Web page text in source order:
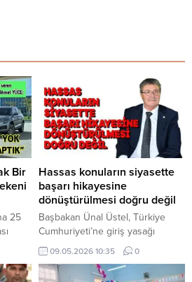
Bir
25
Hassas konuların siyasette
başarı hikayesine
dönüştürülmesi doğru değil
Başbakan Ünal Üstel, Türkiye
Cumhuriyeti’ne giriş yasağı
bulunan KKTC vatandaşlarıyla ilgili
yürütülen sürece ilişkin yazılı
açıklama yaptı. Üstel, konuyla ilgili
09.05.2026 10:35 0